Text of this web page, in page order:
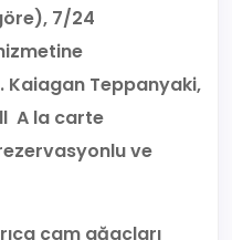
7/24
Kaiagan Teppanyaki,
A la carte
ve
çam ağaçları